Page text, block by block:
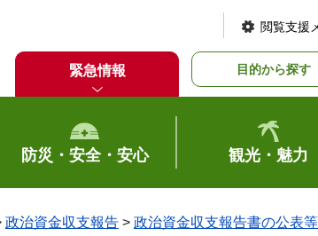
閲覧支援
緊急情報 目的から探す
防災・安全・安心 観光・魅力
政治資金収支報告 > 政治資金収支報告書の公表等